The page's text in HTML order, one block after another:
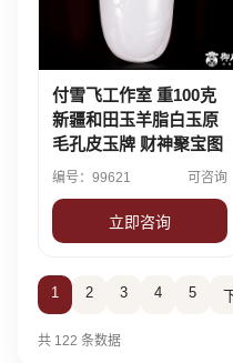
付雪飞工作室 重100克
新疆和田玉羊脂白玉原
毛孔皮玉牌 财神聚宝图
编号：99621 可咨询
立即咨询
1 2 3 4 5
共 122 条数据